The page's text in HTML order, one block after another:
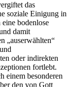
das
soziale Einigung in
bodenlose
damit
„auserwählten“
oder indirekten
fortlebt.
einem besonderen
den von Gott